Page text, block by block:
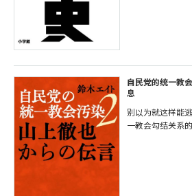
自民党的统一教
息
别以为就这样能
一教会勾结关系